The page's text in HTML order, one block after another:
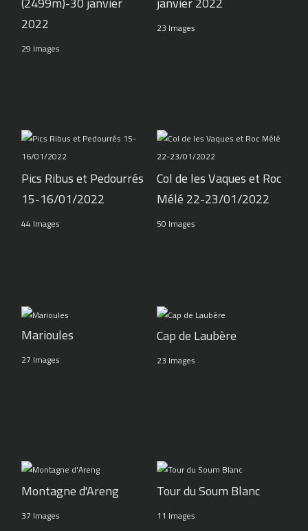
2022
29 Images
23 Images
Pics Ribus et Pedourrés
15-16/01/2022
44 Images
Col de les Vaques et Roc
Mélé 22-23/01/2022
50 Images
Marioules
27 Images
Cap de Laubère
23 Images
Montagne d'Areng
37 Images
Tour du Soum Blanc
11 Images